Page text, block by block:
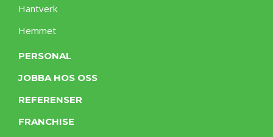
Hantverk
Hemmet
PERSONAL
JOBBA HOS OSS
REFERENSER
FRANCHISE